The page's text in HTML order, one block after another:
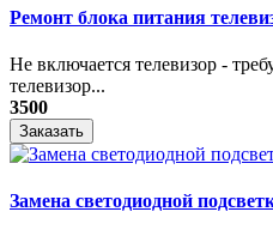
Ремонт блока питания
Не включается телевизор -
телевизор...
3500
Заказать
Замена светодиодной